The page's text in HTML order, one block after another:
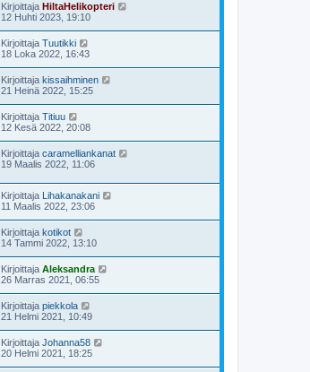
Kirjoittaja HiltaHelikopteri
12 Huhti 2023, 19:10
Kirjoittaja Tuutikki
18 Loka 2022, 16:43
Kirjoittaja kissaihminen
21 Heinä 2022, 15:25
Kirjoittaja Titiuu
12 Kesä 2022, 20:08
Kirjoittaja caramelliankanat
19 Maalis 2022, 11:06
Kirjoittaja Lihakanakani
11 Maalis 2022, 23:06
Kirjoittaja kotikot
14 Tammi 2022, 13:10
Kirjoittaja Aleksandra
26 Marras 2021, 06:55
Kirjoittaja piekkola
21 Helmi 2021, 10:49
Kirjoittaja Johanna58
20 Helmi 2021, 18:25